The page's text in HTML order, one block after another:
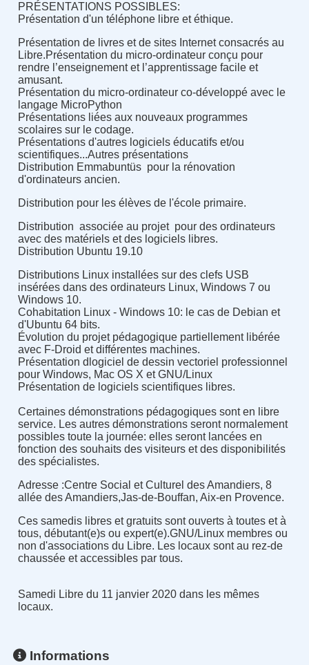
PRÉSENTATIONS POSSIBLES:
Présentation d'un téléphone libre et éthique.
Présentation de livres et de sites Internet consacrés au
Libre.Présentation du micro-ordinateur conçu pour
rendre l’enseignement et l’apprentissage facile et
amusant.
Présentation du micro-ordinateur co-développé avec le
langage MicroPython
Présentations liées aux nouveaux programmes
scolaires sur le codage.
Présentations d'autres logiciels éducatifs et/ou
scientifiques...Autres présentations
Distribution Emmabuntüs pour la rénovation
d'ordinateurs ancien.
Distribution pour les élèves de l'école primaire.
Distribution associée au projet pour des ordinateurs
avec des matériels et des logiciels libres.
Distribution Ubuntu 19.10
Distributions Linux installées sur des clefs USB
insérées dans des ordinateurs Linux, Windows 7 ou
Windows 10.
Cohabitation Linux - Windows 10: le cas de Debian et
d'Ubuntu 64 bits.
Évolution du projet pédagogique partiellement libérée
avec F-Droid et différentes machines.
Présentation dlogiciel de dessin vectoriel professionnel
pour Windows, Mac OS X et GNU/Linux
Présentation de logiciels scientifiques libres.
Certaines démonstrations pédagogiques sont en libre
service. Les autres démonstrations seront normalement
possibles toute la journée: elles seront lancées en
fonction des souhaits des visiteurs et des disponibilités
des spécialistes.
Adresse :Centre Social et Culturel des Amandiers, 8
allée des Amandiers,Jas-de-Bouffan, Aix-en Provence.
Ces samedis libres et gratuits sont ouverts à toutes et à
tous, débutant(e)s ou expert(e).GNU/Linux membres ou
non d'associations du Libre. Les locaux sont au rez-de
chaussée et accessibles par tous.
Samedi Libre du 11 janvier 2020 dans les mêmes
locaux.
Informations